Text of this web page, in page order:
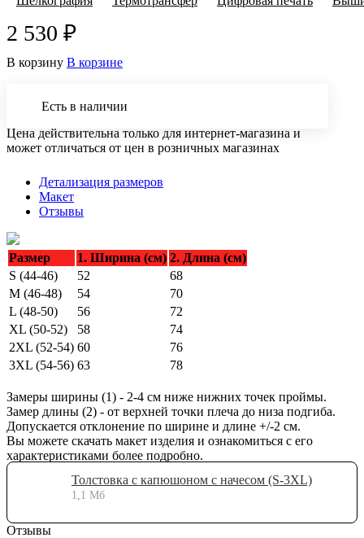
2 530 ₽
В корзину В корзине
Есть в наличии
Цена действительна только для интернет-магазина и
может отличаться от цен в розничных магазинах
Детализация размеров
Макет
Отзывы
Размер 1. Ширина (см) 2. Длина (см)
S (44-46)
52
68
M (46-48)
54
70
L (48-50)
56
72
XL (50-52)
58
74
2XL (52-54) 60
76
3XL (54-56) 63 78
Замеры ширины (1) - 2-4 см ниже нижних точек проймы.
Замер длины (2) - от верхней точки плеча до низа подгиба.
Допускается отклонение по ширине и длине +/-2 см.
Вы можете скачать макет изделия и ознакомиться с его
характеристиками более подробно.
Толстовка с капюшоном с начесом (S-3XL)
1,1 Мб
Отзывы